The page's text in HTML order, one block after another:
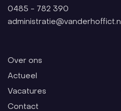
0485 - 782 390
administratie@vanderhoffict.nl
Over ons
Actueel
Vacatures
Contact